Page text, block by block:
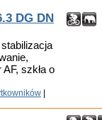
DG DN
szkła o